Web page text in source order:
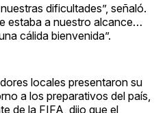
dificultades”, señaló.
estaba a nuestro alcance…
cálida bienvenida”.
locales presentaron su
a los preparativos del país,
de la FIFA, dijo que el